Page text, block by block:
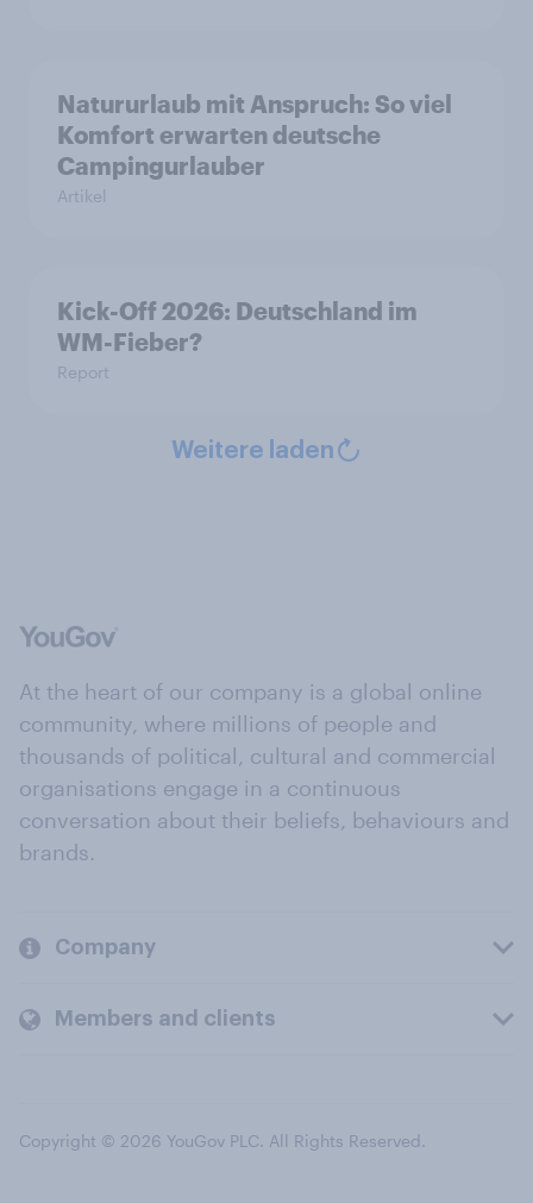
Natururlaub mit Anspruch: So viel
Komfort erwarten deutsche
Campingurlauber
Artikel
Kick-Off 2026: Deutschland im
WM-Fieber?
Report
Weitere laden
At the heart of our company is a global online
community, where millions of people and
thousands of political, cultural and commercial
organisations engage in a continuous
conversation about their beliefs, behaviours and
brands.
Company
Members and clients
Copyright © 2026 YouGov PLC. All Rights Reserved.